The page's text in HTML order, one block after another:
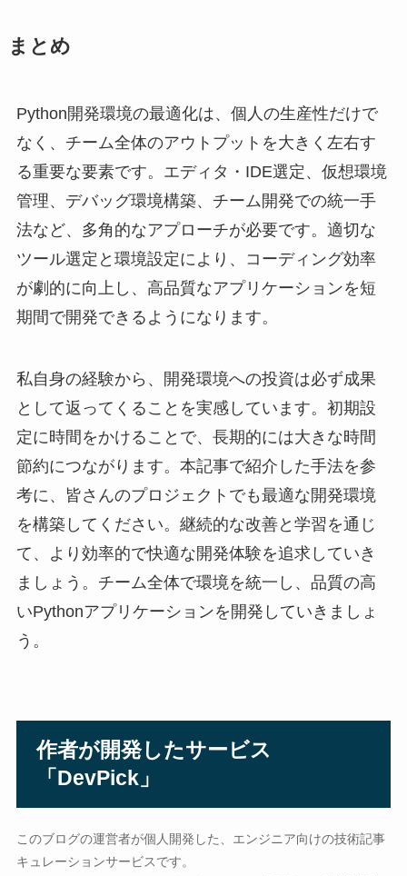
まとめ
Python開発環境の最適化は、個人の生産性だけで
なく、チーム全体のアウトプットを大きく左右す
る重要な要素です。エディタ・IDE選定、仮想環境
管理、デバッグ環境構築、チーム開発での統一手
法など、多角的なアプローチが必要です。適切な
ツール選定と環境設定により、コーディング効率
が劇的に向上し、高品質なアプリケーションを短
期間で開発できるようになります。
私自身の経験から、開発環境への投資は必ず成果
として返ってくることを実感しています。初期設
定に時間をかけることで、長期的には大きな時間
節約につながります。本記事で紹介した手法を参
考に、皆さんのプロジェクトでも最適な開発環境
を構築してください。継続的な改善と学習を通じ
て、より効率的で快適な開発体験を追求していき
ましょう。チーム全体で環境を統一し、品質の高
いPythonアプリケーションを開発していきましょ
う。
作者が開発したサービス
「DevPick」
このブログの運営者が個人開発した、エンジニア向けの技術記事
キュレーションサービスです。